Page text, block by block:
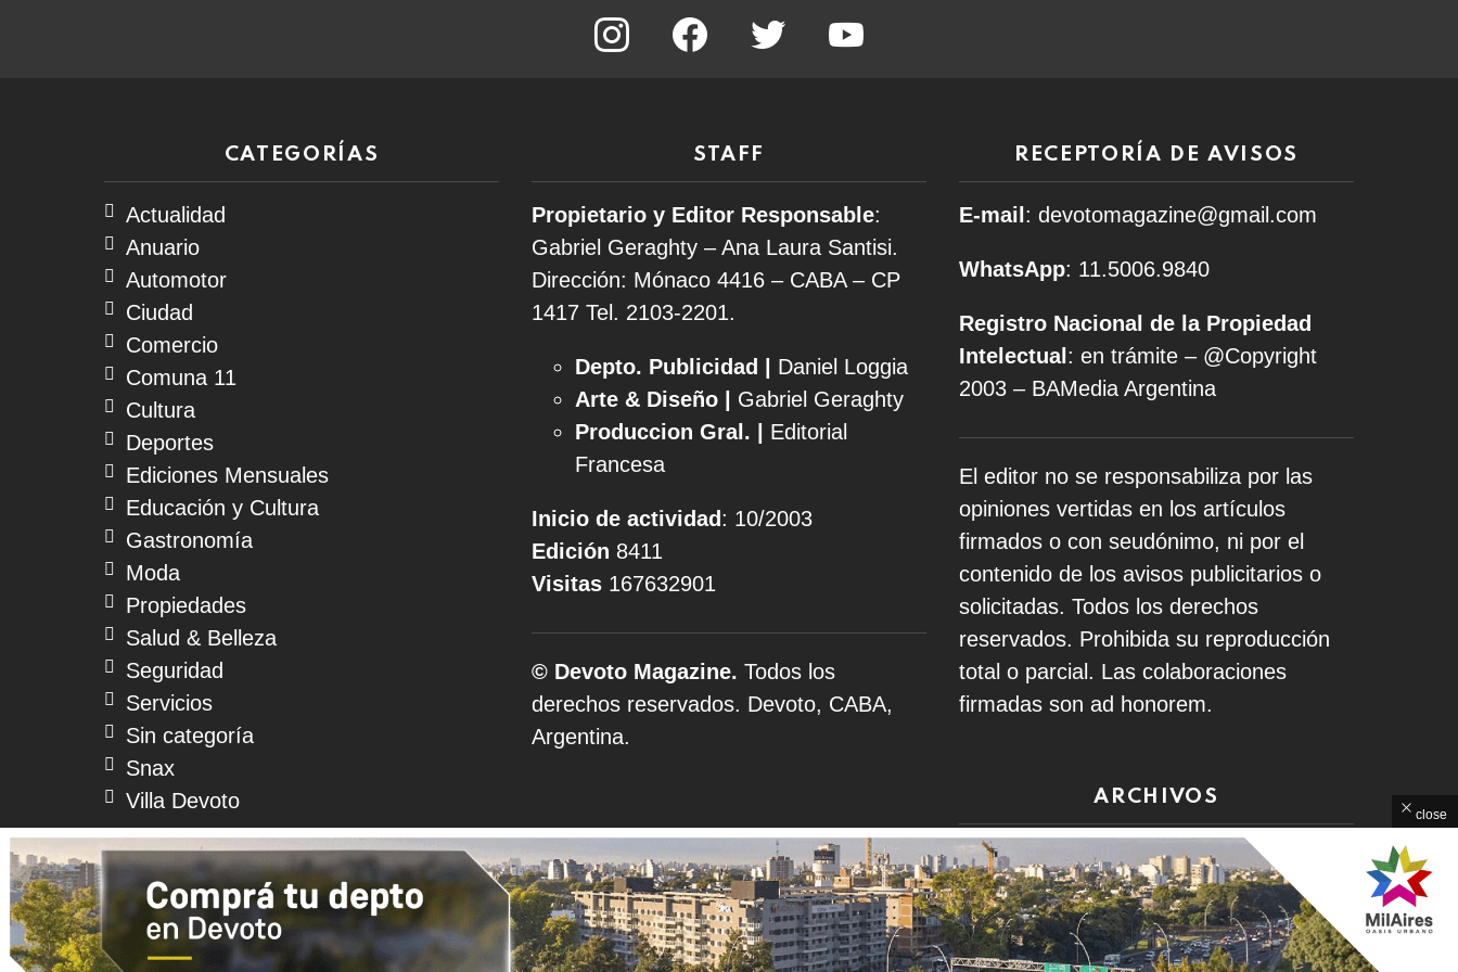
instagram facebook twitter
CATEGORÍAS
Actualidad
Anuario
Automotor
Ciudad
Comercio
Comuna 11
Cultura
Deportes
Ediciones Mensuales
Educación y Cultura
Gastronomía
Moda
Propiedades
Salud & Belleza
Seguridad
Servicios
Sin categoría
Snax
Villa Devoto
STAFF
Propietario y Editor Responsable:
Gabriel Geraghty – Ana Laura Santisi.
Dirección: Mónaco 4416 – CABA – CP
1417 Tel. 2103-2201.
Depto. Publicidad |
Daniel Loggia
Arte & Diseño | Gabriel Geraghty
Produccion Gral. |
Editorial
Francesa
Inicio de actividad : 10/2003
Edición 8411
Visitas 167632901
© Devoto Magazine. Todos los
derechos reservados. Devoto, CABA,
Argentina.
RECEPTORÍA DE AVISOS
E-mail : devotomagazine@gmail.com
WhatsApp: 11.5006.9840
Registro Nacional de la Propiedad
Intelectual : en trámite – @Copyright
2003 – BAMedia Argentina
El editor no se responsabiliza por las
opiniones vertidas en los artículos
firmados o con seudónimo, ni por el
contenido de los avisos publicitarios o
solicitadas. Todos los derechos
reservados. Prohibida su reproducción
total o parcial. Las colaboraciones
firmadas son ad honorem.
ARCHIVOS
Archivos
close